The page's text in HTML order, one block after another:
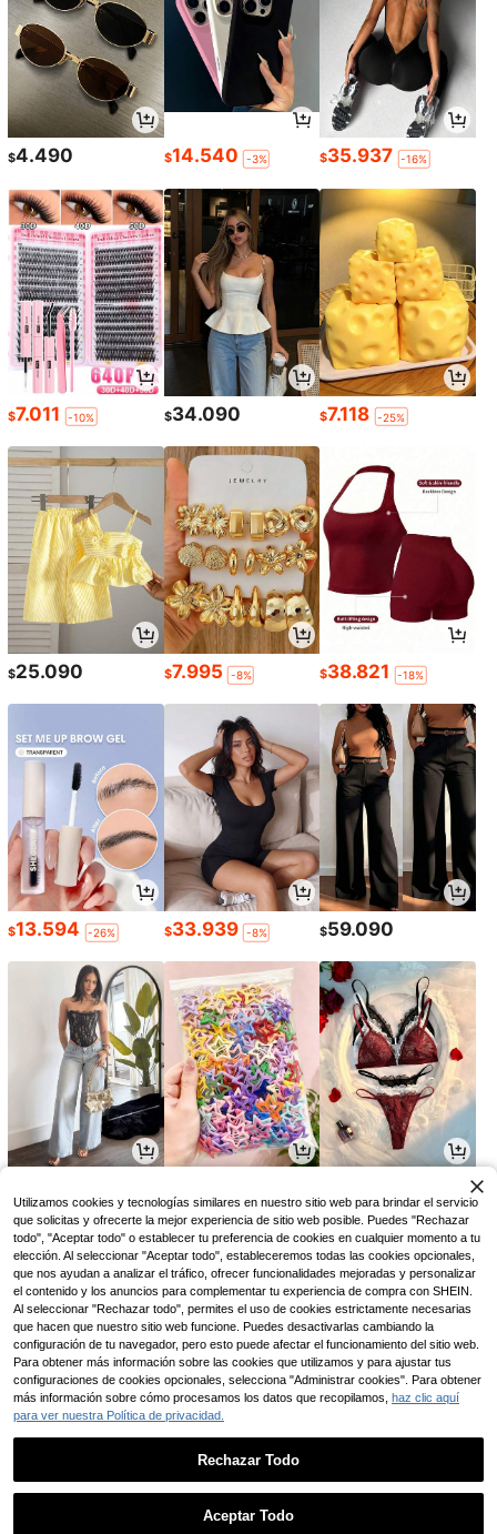
1
$4.490 $14.540 -3% $35.937 -16%
$7.011 -10% $34.090 $7.118 -25%
$25.090 $7.995 -8% $38.821 -18%
$13.594 -26% $33.939 -8% $59.090
39.989 36.886 41.490
Utilizamos cookies y tecnologías similares en nuestro sitio web para brindar el servicio
que solicitas y ofrecerte la mejor experiencia de sitio web posible. Puedes "Rechazar
todo", "Aceptar todo" o establecer tu preferencia de cookies en cualquier momento a tu
elección. Al seleccionar "Aceptar todo", estableceremos todas las cookies opcionales,
que nos ayudan a analizar el tráfico, ofrecer funcionalidades mejoradas y personalizar
el contenido y los anuncios para complementar tu experiencia de compra con SHEIN.
Al seleccionar "Rechazar todo", permites el uso de cookies estrictamente necesarias
que hacen que nuestro sitio web funcione. Puedes desactivarlas cambiando la
configuración de tu navegador, pero esto puede afectar el funcionamiento del sitio web.
Para obtener más información sobre las cookies que utilizamos y para ajustar tus
configuraciones de cookies opcionales, selecciona "Administrar cookies". Para obtener
más información sobre cómo procesamos los datos que recopilamos, haz clic aquí
para ver nuestra Política de privacidad.
Rechazar Todo
Aceptar Todo